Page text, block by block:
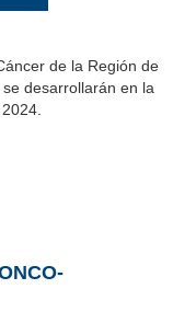
de la Región de
desarrollarán en la